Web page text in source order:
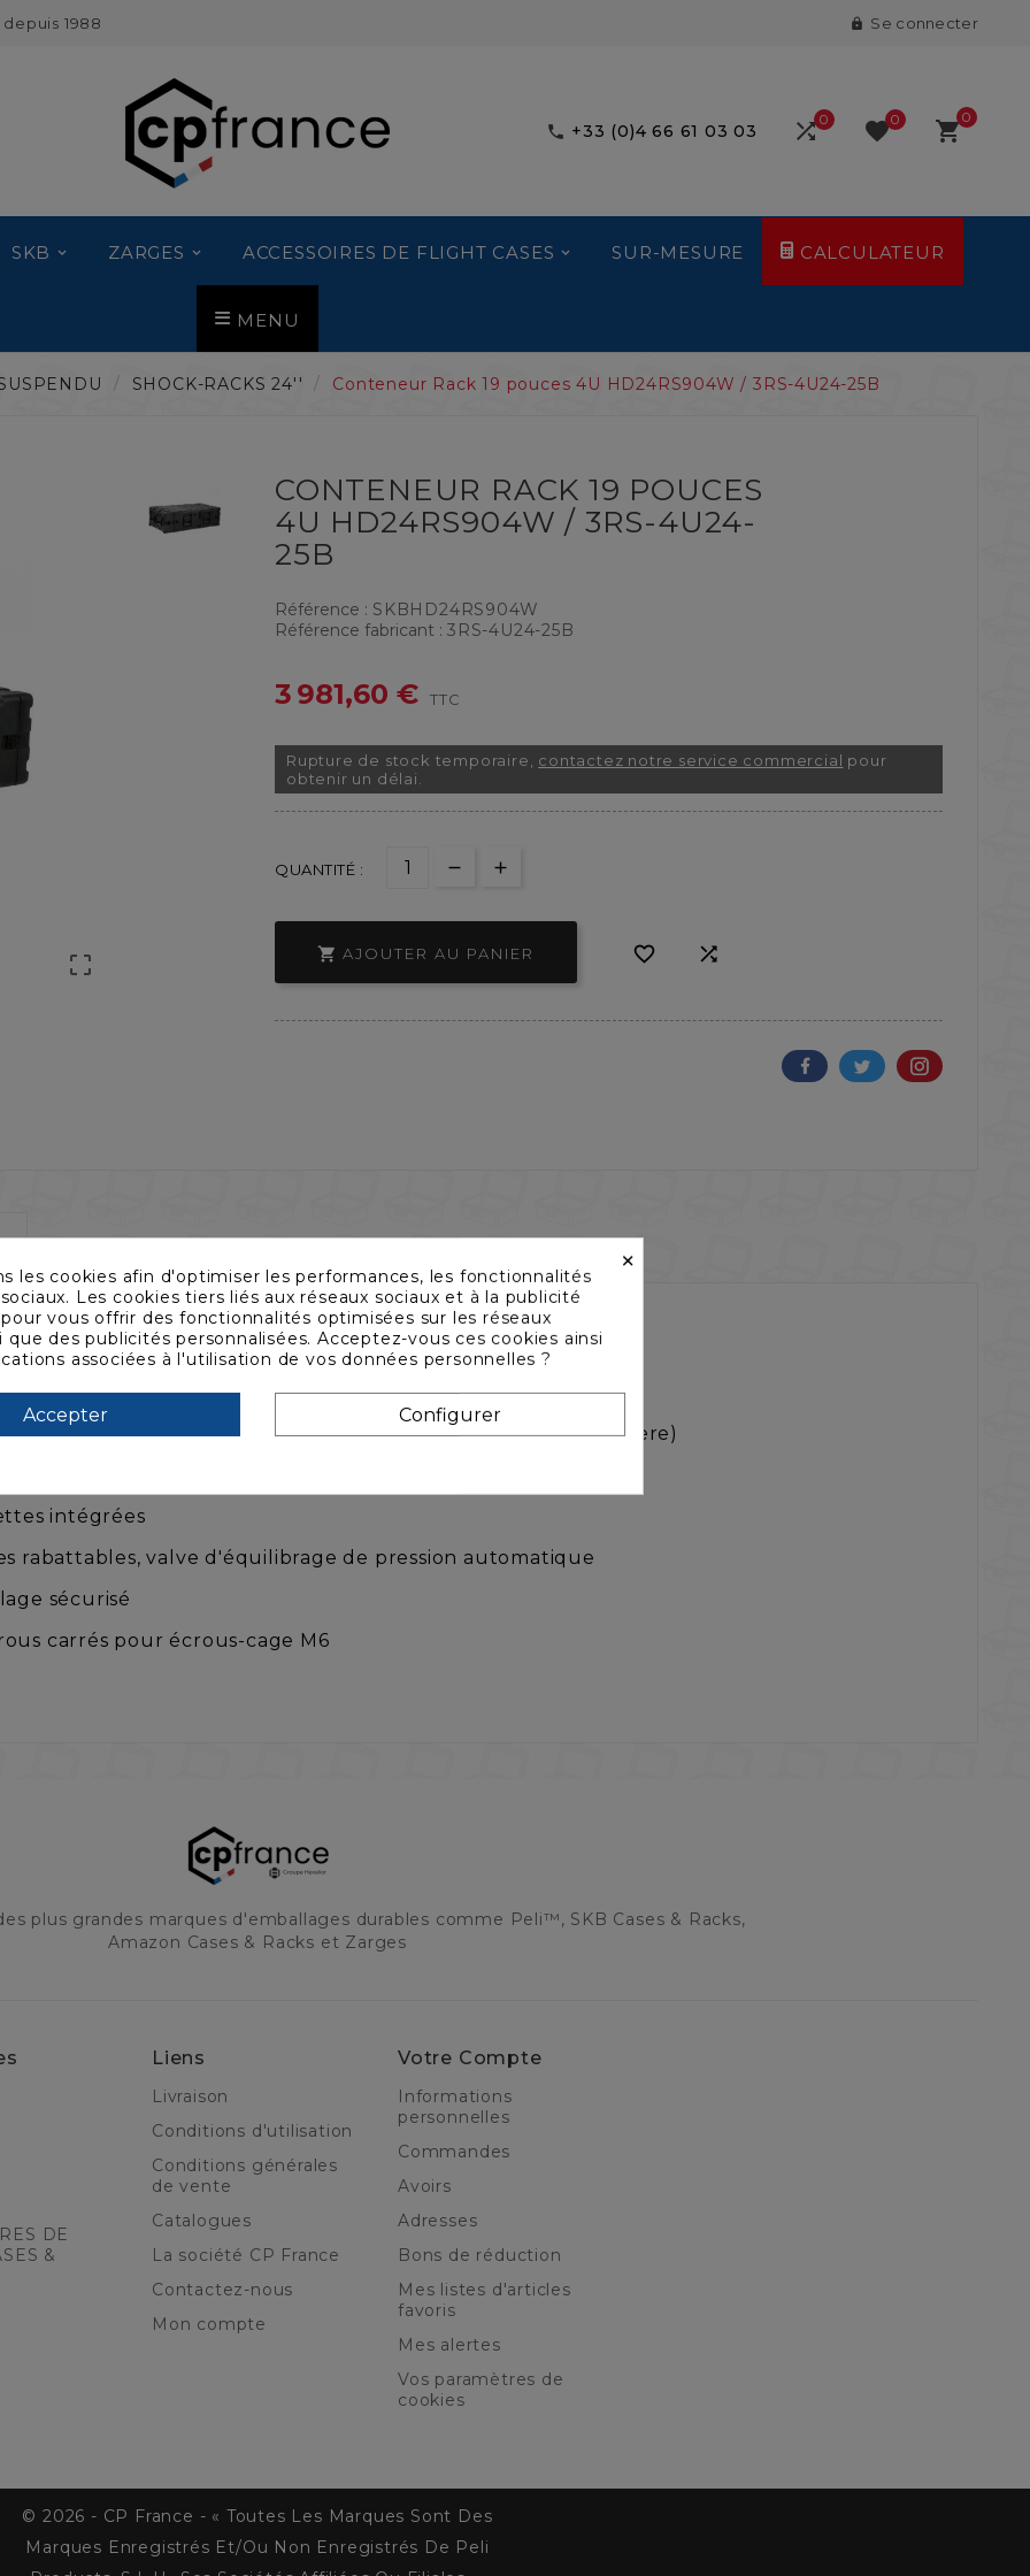
1988  Se connecter
 +33 (0)4 66 61 03 03 0 0 
0
SKB ZARGES ACCESSOIRES DE FLIGHT CASES SUR-MESURE CALCULATEUR
MENU
SHOCK-RACKS 24'' Conteneur Rack 19 pouces 4U HD24RS904W / 3RS-4U24-25B

CONTENEUR RACK 19 POUCES
4U HD24RS904W / 3RS-4U24-
25B
Référence : SKBHD24RS904W
Référence fabricant : 3RS-4U24-25B
3 981,60 € TTC
Rupture de stock temporaire, contactez notre service commercial pour
obtenir un délai.
QUANTITÉ :
 AJOUTER AU PANIER  
plus vendus au monde !
avec châssis fixe
x 4 U x 736 mm (montants 19" avant à fond du couvercle arrière)
rotomoulé
intégrées
rabattables, valve d'équilibrage de pression automatique
sécurisé
carrés pour écrous-cage M6
plus grandes marques d'emballages durables comme Peli™, SKB Cases & Racks,
Amazon Cases & Racks et Zarges
DE
&
Liens
Livraison
Conditions d'utilisation
Conditions générales
de vente
Catalogues
La société CP France
Contactez-nous
Mon compte
Votre Compte
Informations
personnelles
Commandes
Avoirs
Adresses
Bons de réduction
Mes listes d'articles
favoris
Mes alertes
Vos paramètres de
cookies
© 2026 - CP France - « Toutes Les Marques Sont Des
Marques Enregistrés Et/ou Non Enregistrés De Peli
×
les cookies afin d'optimiser les performances, les fonctionnalités
Les cookies tiers liés aux réseaux sociaux et à la publicité
vous offrir des fonctionnalités optimisées sur les réseaux
que des publicités personnalisées. Acceptez-vous ces cookies ainsi
associées à l'utilisation de vos données personnelles ?
Accepter Configurer